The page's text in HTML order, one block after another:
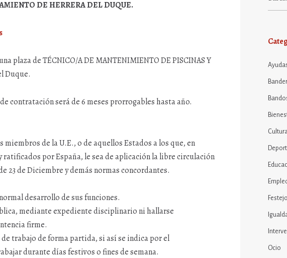
DE HERRERA DEL DUQUE.
plaza de TÉCNICO/A DE MANTENIMIENTO DE PISCINAS Y
Duque.
contratación será de 6 meses prorrogables hasta año.
de la U.E., o de aquellos Estados a los que, en
por España, le sea de aplicación la libre circulación
23 de Diciembre y demás normas concordantes.
desarrollo de sus funciones.
mediante expediente disciplinario ni hallarse
firme.
trabajo de forma partida, si así se indica por el
durante días festivos o fines de semana.
Ocio